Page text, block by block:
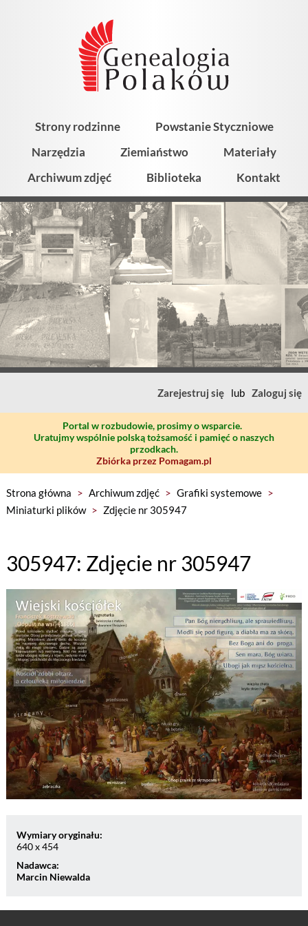
Strony rodzinne
Powstanie Styczniowe
Narzędzia
Ziemiaństwo
Materiały
Archiwum zdjęć
Biblioteka Kontakt
Zarejestruj się lub Zaloguj się
Portal w rozbudowie, prosimy o wsparcie.
Uratujmy wspólnie polską tożsamość i pamięć o naszych
przodkach.
Zbiórka przez Pomagam.pl
Strona główna > Archiwum zdjęć > Grafiki systemowe >
Miniaturki plików > Zdjęcie nr 305947
305947: Zdjęcie nr 305947
Wymiary oryginału:
640 x 454
Nadawca:
Marcin Niewalda